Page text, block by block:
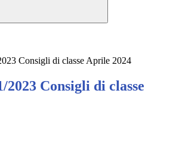
Consigli di classe Aprile 2024
2023 Consigli di classe